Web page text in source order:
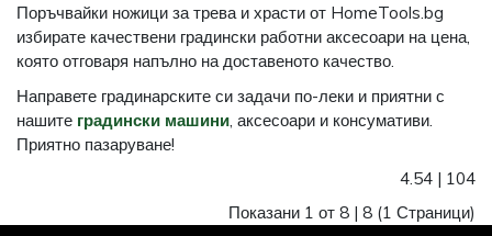
Поръчвайки ножици за трева и храсти от HomeTools.bg
избирате качествени градински работни аксесоари на цена,
която отговаря напълно на доставеното качество.
Направете градинарските си задачи по-леки и приятни с
нашите градински машини , аксесоари и консумативи.
Приятно пазаруване!
4.54 | 104
Показани 1 от 8 | 8 (1 Страници)